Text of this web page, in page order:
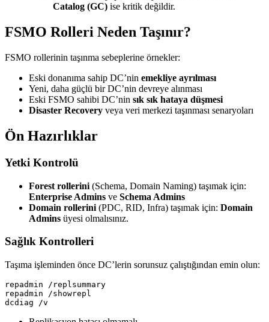
Catalog (GC) ise kritik değildir.
FSMO Rolleri Neden Taşınır?
FSMO rollerinin taşınma sebeplerine örnekler:
Eski donanıma sahip DC’nin emekliye ayrılması
Yeni, daha güçlü bir DC’nin devreye alınması
Eski FSMO sahibi DC’nin sık sık hataya düşmesi
Disaster Recovery veya veri merkezi taşınması senaryoları
Ön Hazırlıklar
Yetki Kontrolü
Forest rollerini (Schema, Domain Naming) taşımak için:
Enterprise Admins ve Schema Admins
Domain rollerini (PDC, RID, Infra) taşımak için: Domain
Admins üyesi olmalısınız.
Sağlık Kontrolleri
Taşıma işleminden önce DC’lerin sorunsuz çalıştığından emin olun:
repadmin /replsummary
repadmin /showrepl